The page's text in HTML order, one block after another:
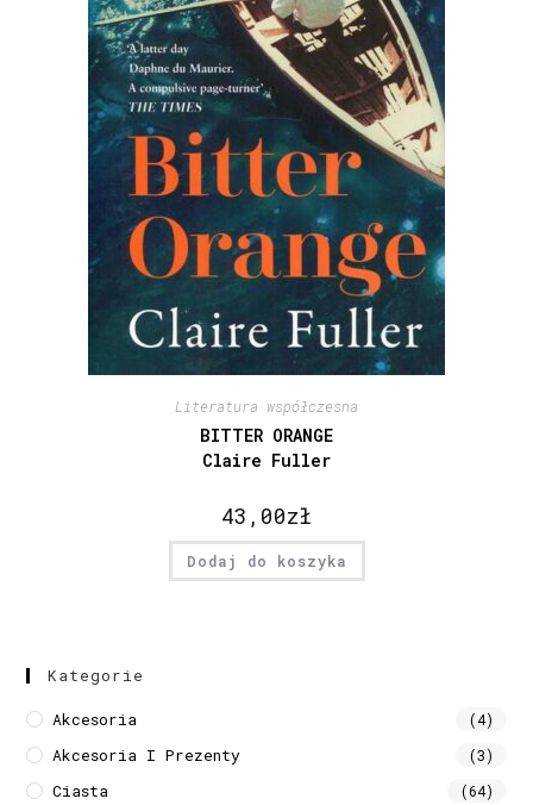
Literatura współczesna
BITTER ORANGE
Claire Fuller
43,00zł
Dodaj do koszyka
Kategorie
Akcesoria (4)
Akcesoria I Prezenty (3)
Ciasta (64)